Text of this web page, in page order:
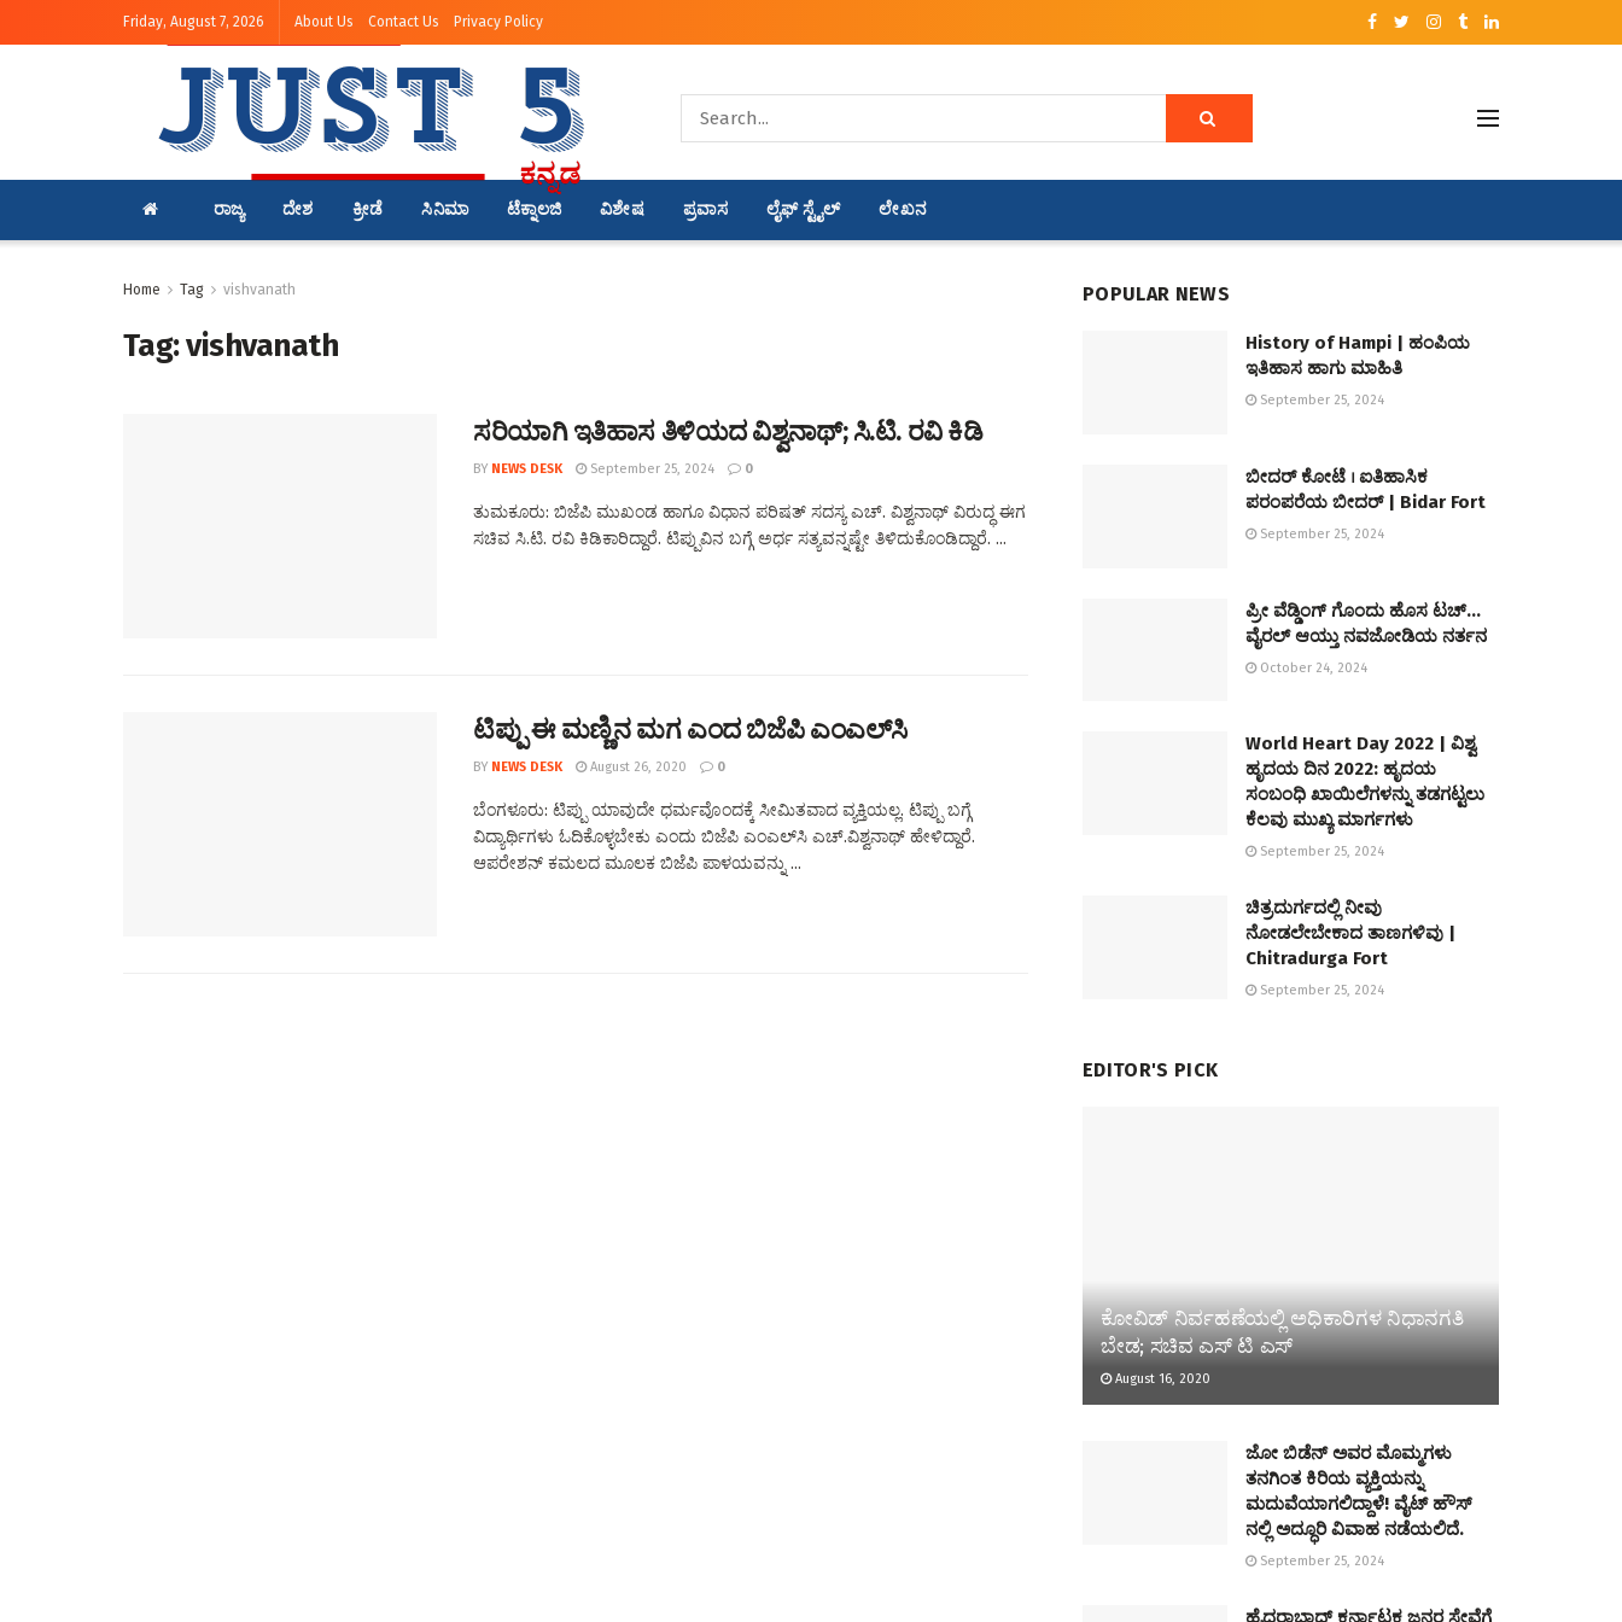
Friday, August 7, 2026 About Us Contact Us Privacy Policy
ರಾಜ್ಯ ದೇಶ ಕ್ರೀಡೆ ಸಿನಿಮಾ ಟೆಕ್ನಾಲಜಿ ವಿಶೇಷ ಪ್ರವಾಸ ಲೈಫ್ ಸ್ಟೈಲ್ ಲೇಖನ
Home Tag vishvanath
Tag:vishvanath
ಸರಿಯಾಗಿ ಇತಿಹಾಸ ತಿಳಿಯದ ವಿಶ್ವನಾಥ್; ಸಿ.ಟಿ. ರವಿ ಕಿಡಿ
BY NEWS DESK September 25, 2024 0
ತುಮಕೂರು: ಬಿಜೆಪಿ ಮುಖಂಡ ಹಾಗೂ ವಿಧಾನ ಪರಿಷತ್ ಸದಸ್ಯ ಎಚ್. ವಿಶ್ವನಾಥ್ ವಿರುದ್ಧ ಈಗ
ಸಚಿವ ಸಿ.ಟಿ. ರವಿ ಕಿಡಿಕಾರಿದ್ದಾರೆ. ಟಿಪ್ಪುವಿನ ಬಗ್ಗೆ ಅರ್ಧ ಸತ್ಯವನ್ನಷ್ಟೇ ತಿಳಿದುಕೊಂಡಿದ್ದಾರೆ. ...
ಟಿಪ್ಪು ಈ ಮಣ್ಣಿನ ಮಗ ಎಂದ ಬಿಜೆಪಿ ಎಂಎಲ್‌ಸಿ
BY NEWS DESK August 26, 2020 0
ಬೆಂಗಳೂರು: ಟಿಪ್ಪು ಯಾವುದೇ ಧರ್ಮವೊಂದಕ್ಕೆ ಸೀಮಿತವಾದ ವ್ಯಕ್ತಿಯಲ್ಲ. ಟಿಪ್ಪು ಬಗ್ಗೆ
ವಿದ್ಯಾರ್ಥಿಗಳು ಓದಿಕೊಳ್ಳಬೇಕು ಎಂದು ಬಿಜೆಪಿ ಎಂಎಲ್‌ಸಿ ಎಚ್‌.ವಿಶ್ವನಾಥ್‌ ಹೇಳಿದ್ದಾರೆ.
ಆಪರೇಶನ್‌ ಕಮಲದ ಮೂಲಕ ಬಿಜೆಪಿ ಪಾಳಯವನ್ನು ...
POPULAR NEWS
History of Hampi | ಹಂಪಿಯ
ಇತಿಹಾಸ ಹಾಗು ಮಾಹಿತಿ
September 25, 2024
ಬೀದರ್ ಕೋಟೆ । ಐತಿಹಾಸಿಕ
ಪರಂಪರೆಯ ಬೀದರ್ | Bidar Fort
September 25, 2024
ಪ್ರೀ ವೆಡ್ಡಿಂಗ್ ಗೊಂದು ಹೊಸ ಟಚ್…
ವೈರಲ್ ಆಯ್ತು ನವಜೋಡಿಯ ನರ್ತನ
October 24, 2024
World Heart Day 2022 | ವಿಶ್ವ
ಹೃದಯ ದಿನ 2022: ಹೃದಯ
ಸಂಬಂಧಿ ಖಾಯಿಲೆಗಳನ್ನು ತಡಗಟ್ಟಲು
ಕೆಲವು ಮುಖ್ಯ ಮಾರ್ಗಗಳು
September 25, 2024
ಚಿತ್ರದುರ್ಗದಲ್ಲಿ ನೀವು
ನೋಡಲೇಬೇಕಾದ ತಾಣಗಳಿವು |
Chitradurga Fort
September 25, 2024
EDITOR'S PICK
ಕೋವಿಡ್ ನಿರ್ವಹಣೆಯಲ್ಲಿ ಅಧಿಕಾರಿಗಳ ನಿಧಾನಗತಿ
ಬೇಡ; ಸಚಿವ ಎಸ್ ಟಿ ಎಸ್
August 16, 2020
ಜೋ ಬಿಡೆನ್ ಅವರ ಮೊಮ್ಮಗಳು
ತನಗಿಂತ ಕಿರಿಯ ವ್ಯಕ್ತಿಯನ್ನು
ಮದುವೆಯಾಗಲಿದ್ದಾಳೆ! ವೈಟ್ ಹೌಸ್
ನಲ್ಲಿ ಅದ್ಧೂರಿ ವಿವಾಹ ನಡೆಯಲಿದೆ.
September 25, 2024
ಹೈದರಾಬಾದ್ ಕರ್ನಾಟಕ ಜನರ ಸೇವೆಗೆ